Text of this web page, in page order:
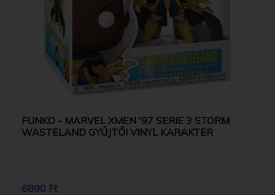
FUNKO - MARVEL XMEN '97 SERIE 3 STORM
WASTELAND GYŰJTŐI VINYL KARAKTER
6890 Ft